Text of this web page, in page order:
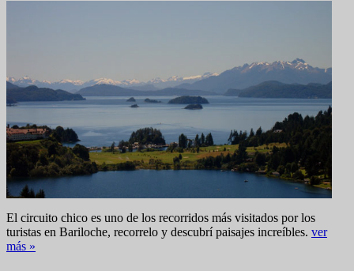
El circuito chico es uno de los recorridos más visitados por los
turistas en Bariloche, recorrelo y descubrí paisajes increíbles. ver
más »